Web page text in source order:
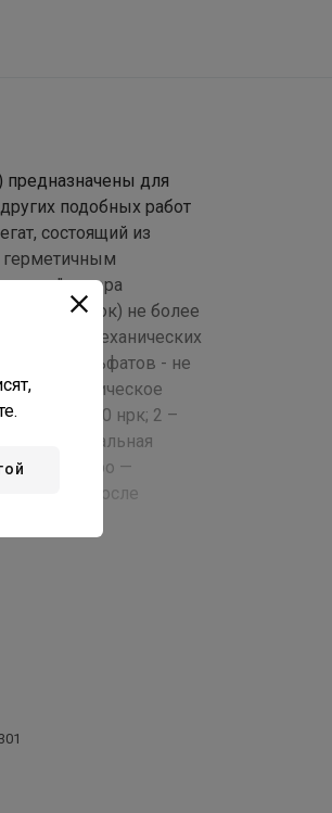
для
подобных работ
состоящий из
герметичным
ротора
остаток) не более
твердых механических
мг/л, сульфатов - не
л. Климатическое
8- 40-120 нрк; 2 –
40 —номинальная
колеса, нро —
после